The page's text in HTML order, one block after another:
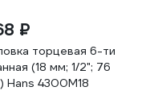
₽
торцевая 6-ти
(18 мм; 1/2"; 76
Hans 4300M18